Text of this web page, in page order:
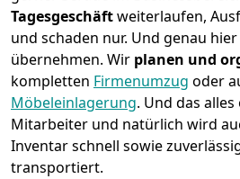
Tagesgeschäftweiterlaufen,
und schaden nur. Und genau
übernehmen. Wir planen und
kompletten Firmenumzug oder
Möbeleinlagerung. Und das
Mitarbeiter und natürlich wird
Inventar schnell sowie
transportiert.